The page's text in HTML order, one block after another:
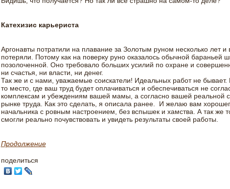
Катехизис карьериста
Аргонавты потратили на плавание за Золотым руном несколько лет и
потеряли. Потому как на поверку руно оказалось обычной бараньей
позолоченной. Оно требовало больших усилий по охране и
ни счастья, ни власти, ни денег.
Так же и с нами, уважаемые соискатели! Идеальных работ не бывает.
то место, где ваш труд будет оплачиваться и обеспечиваться не
комплексам и убеждениям вашей мамы, а согласно вашей реальной
рынке труда. Как это сделать, я описала ранее. И желаю вам
начальника с ровным настроением, без вспышек и хамства. А так же
смогли реально почувствовать и увидеть результаты своей работы.
Продолжение
поделиться